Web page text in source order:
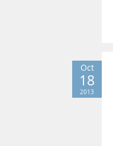
Oct
18
2013